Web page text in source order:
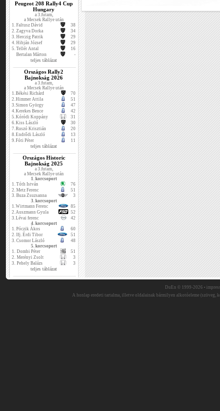
Peugeot 208 Rally4 Cup
Hungary
a 3.futam,
a Mecsek Rallye után
1. Faltusz Dávid
38
2. Zagyva Dorka
34
3. Herczig Patrik
29
4. Hibján József
29
5. Tellér Antal
16
Bertalan Márton
-
teljes táblázat
Országos Rally2
Bajnokság 2026
a 3.futam,
a Mecsek Rallye után
1.Békési Richárd
70
2.Himmer Attila
51
3.Simon György
47
4.Kerekes Bence
42
5.Kóródi Koppány
31
6.Kiss László
30
7.Ruszó Krisztián
20
8.Endrődi László
13
9.Fóti Péter 11
teljes táblázat
Országos Historic
Bajnokság 2025
a 3.futam,
a Mecsek Rallye után
1. korcsoport
1. Tóth István
76
2. Metz Ferenc
51
3. Buza Zsuzsanna
3
3. korcsoport
1.Wirtmann Ferenc
85
2.Auszmann Gyula
52
3.Lévai ferenc
42
4. korcsoport
1. Póczik Ákos
60
2. Ifj. Érdi Tibor
51
3. Csomor László
48
5. korcsoport
1. Dombi Péter
51
2. Merényi Zsolt
3
3. Pehely Balázs 3
teljes táblázat
DuEn © 1999-2026 •
A honlap eredeti tartalma, illetve oldalainak bármilyen alkotóeleme (szöveg,